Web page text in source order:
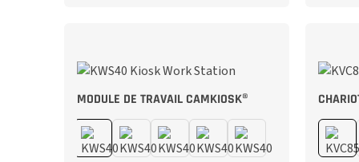
MODULE DE TRAVAIL CAMKIOSK®